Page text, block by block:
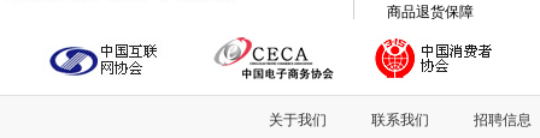
商品退货保障
关于我们 联系我们 招聘信息